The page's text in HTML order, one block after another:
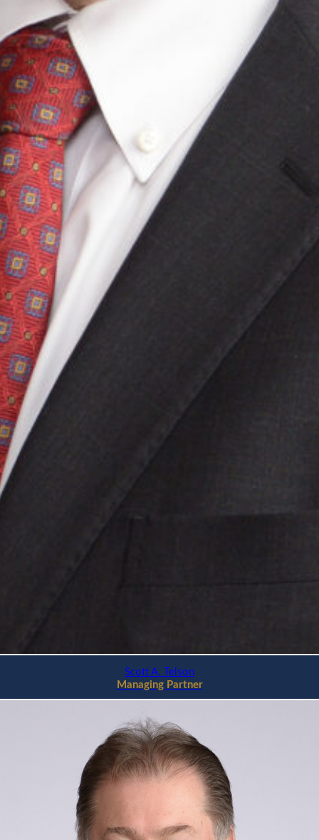
Scott A. Telson
Managing Partner